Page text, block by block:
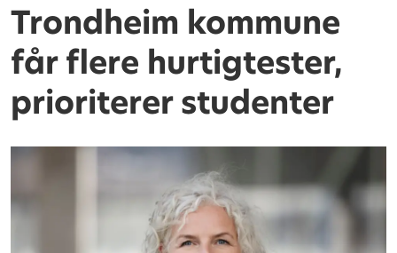
Trondheim kommune
får flere hurtigtester,
prioriterer studenter